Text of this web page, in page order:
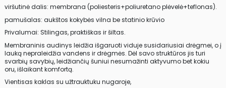
viršutinė dalis: membrana (poliesteris+poliuretano plėvelė+teflonas).
pamušalas: aukštos kokybės vilna be statinio krūvio
Privalumai: Stilingas, praktiškas ir šiltas.
Membraninis audinys leidžia išgaruoti viduje susidariusiai drėgmei, o į
lauką nepraleidžia vandens ir drėgmės. Dėl savo struktūros jis turi
svarbių savybių, leidžiančių šuniui nesumažinti aktyvumo bet kokiu
oru, išlaikant komfortą.
Vientisas kaklas su užtrauktuku nugaroje,